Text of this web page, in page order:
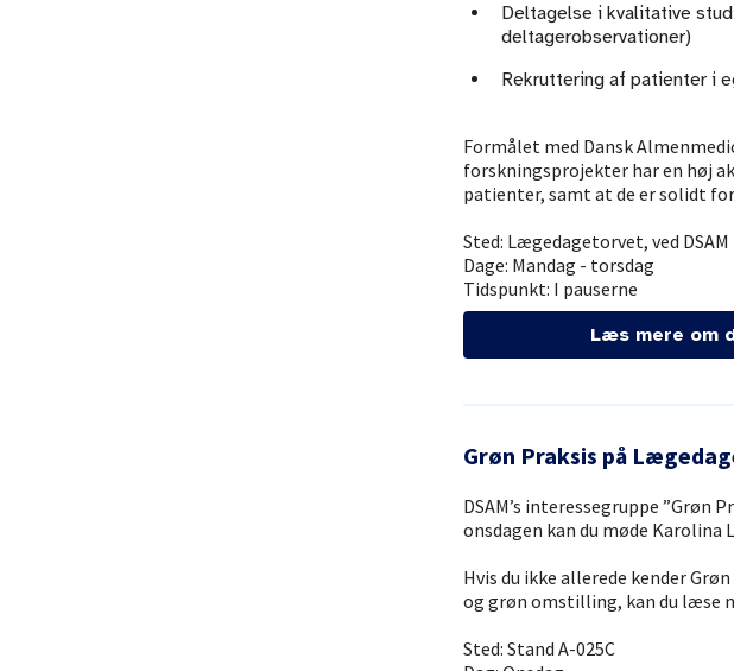
Deltagelse i kvalitative
deltagerobservationer)
Rekruttering af patienter i
Formålet med Dansk
forskningsprojekter har en høj
patienter, samt at de er solidt
Sted: Lægedagetorvet, ved DSAM
Dage: Mandag - torsdag
Tidspunkt: I pauserne
Læs mere om
Grøn Praksis på
DSAM’s interessegruppe ”Grøn
onsdagen kan du møde Karolina
Hvis du ikke allerede kender
og grøn omstilling, kan du læse
Sted: Stand A-025C